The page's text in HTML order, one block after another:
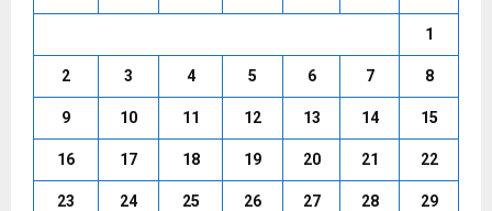
1
2 3 4 5 6 7 8
9 10 11 12 13 14 15
16 17 18 19 20 21 22
23 24 25 26 27 28 29